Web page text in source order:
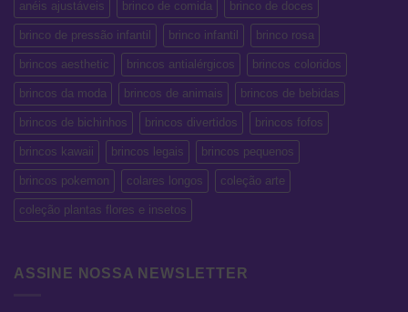
anéis ajustáveis brinco de comida brinco de doces
brinco de pressão infantil brinco infantil brinco rosa
brincos aesthetic brincos antialérgicos brincos coloridos
brincos da moda brincos de animais brincos de bebidas
brincos de bichinhos brincos divertidos brincos fofos
brincos kawaii brincos legais brincos pequenos
brincos pokemon colares longos coleção arte
coleção plantas flores e insetos
ASSINE NOSSA NEWSLETTER